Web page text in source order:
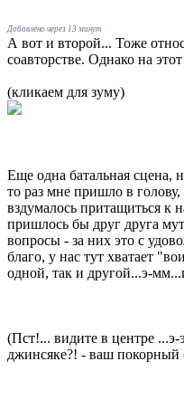
Добавлено через 13 минут
А вот и второй... Тоже
соавторстве. Однако на
(кликаем для зуму)
Еще одна батальная сцена,
то раз мне пришло в
вздумалось притащиться
пришлось бы друг друга
вопросы - за них это с
благо, у нас тут хватает
одной, так и другой...э-
(Пст!... видите в центре
джинсяке?! - ваш покорный